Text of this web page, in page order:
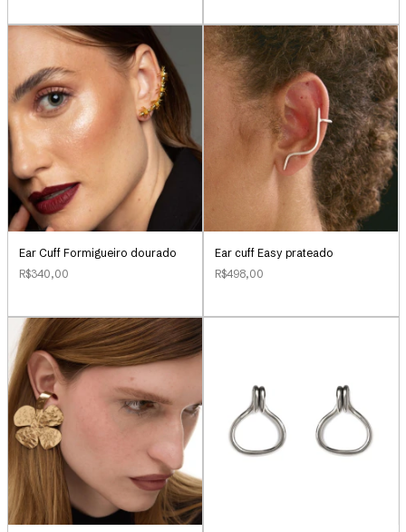
Ear Cuff Formigueiro dourado
R$340,00
Ear cuff Easy prateado
R$498,00